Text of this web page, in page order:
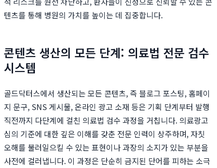
텐츠를 통해 병원의 가치를 높이는 데 집중합니다.
콘텐츠 생산의 모든 단계: 의료법 전문 검수
시스템
골드닥터스에서 생산되는 모든 콘텐츠, 즉 블로그 포스팅, 홈페이
지 문구, SNS 게시물, 온라인 광고 소재 등은 기획 단계부터 발행
직전까지 다단계에 걸친 의료법 검수 과정을 거칩니다. 의료광고
심의 기준에 대한 깊은 이해를 갖춘 전문 인력이 상주하며, 자칫
오해를 불러일으킬 수 있는 표현이나 과장의 소지가 있는 부분을
사전에 걸러냅니다. 이 과정은 단순히 금지된 단어를 피하는 소극